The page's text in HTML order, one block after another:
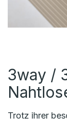
3way /
Trotz ihrer